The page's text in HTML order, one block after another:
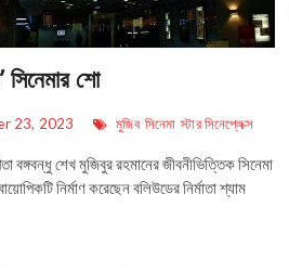
সিনেমার শো
23, 2023 মুজিব সিনেমা স্টার সিনেপ্লেক্স
বঙ্গবন্ধু শেখ মুজিবুর রহমানের জীবনীভিত্তিক সিনেমা
নির্মাণ করেছেন বলিউডের নির্মাতা শ্যাম